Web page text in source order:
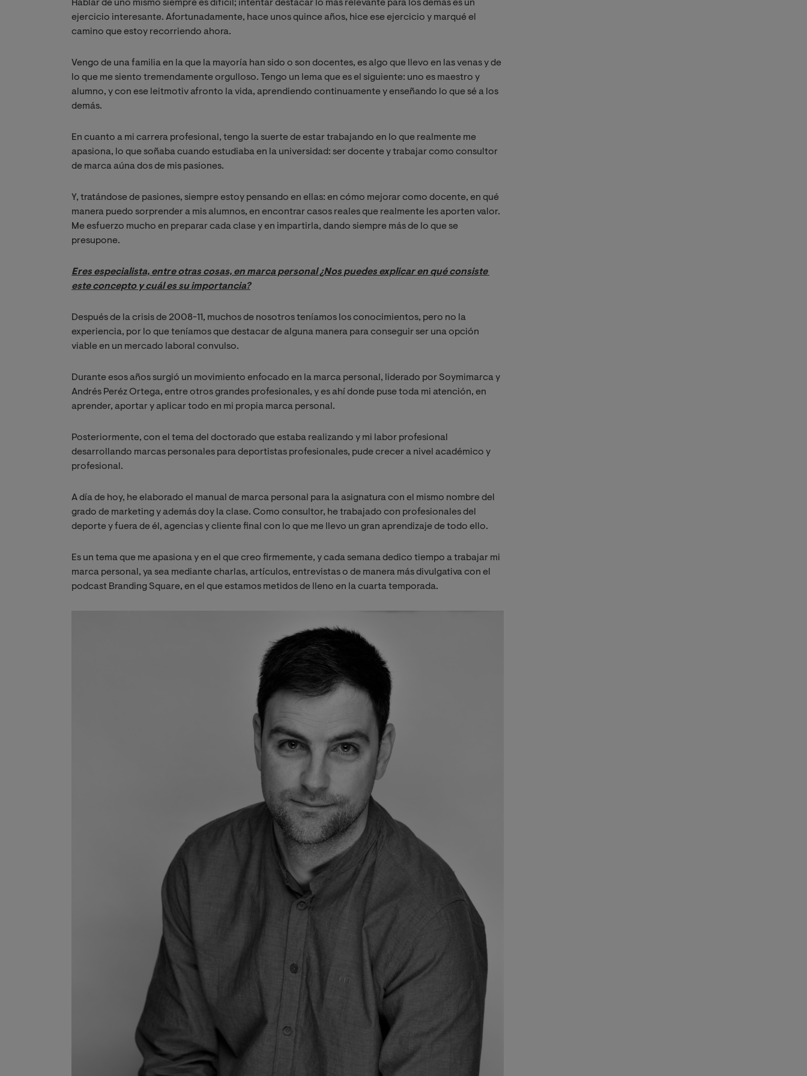
Hablar de uno mismo siempre es difícil; intentar destacar lo más relevante para los demás es un
ejercicio interesante. Afortunadamente, hace unos quince años, hice ese ejercicio y marqué el
camino que estoy recorriendo ahora.
Vengo de una familia en la que la mayoría han sido o son docentes, es algo que llevo en las venas y de
lo que me siento tremendamente orgulloso. Tengo un lema que es el siguiente: uno es maestro y
alumno, y con ese leitmotiv afronto la vida, aprendiendo continuamente y enseñando lo que sé a los
demás.
En cuanto a mi carrera profesional, tengo la suerte de estar trabajando en lo que realmente me
apasiona, lo que soñaba cuando estudiaba en la universidad: ser docente y trabajar como consultor
de marca aúna dos de mis pasiones.
Y, tratándose de pasiones, siempre estoy pensando en ellas: en cómo mejorar como docente, en qué
manera puedo sorprender a mis alumnos, en encontrar casos reales que realmente les aporten valor.
Me esfuerzo mucho en preparar cada clase y en impartirla, dando siempre más de lo que se
presupone.
Eres especialista, entre otras cosas, en marca personal ¿Nos puedes explicar en qué consiste
este concepto y cuál es su importancia?
Después de la crisis de 2008-11, muchos de nosotros teníamos los conocimientos, pero no la
experiencia, por lo que teníamos que destacar de alguna manera para conseguir ser una opción
viable en un mercado laboral convulso.
Durante esos años surgió un movimiento enfocado en la marca personal, liderado por Soymimarca y
Andrés Peréz Ortega, entre otros grandes profesionales, y es ahí donde puse toda mi atención, en
aprender, aportar y aplicar todo en mi propia marca personal.
Posteriormente, con el tema del doctorado que estaba realizando y mi labor profesional
desarrollando marcas personales para deportistas profesionales, pude crecer a nivel académico y
profesional.
A día de hoy, he elaborado el manual de marca personal para la asignatura con el mismo nombre del
grado de marketing y además doy la clase. Como consultor, he trabajado con profesionales del
deporte y fuera de él, agencias y cliente final con lo que me llevo un gran aprendizaje de todo ello.
Es un tema que me apasiona y en el que creo firmemente, y cada semana dedico tiempo a trabajar mi
marca personal, ya sea mediante charlas, artículos, entrevistas o de manera más divulgativa con el
podcast Branding Square, en el que estamos metidos de lleno en la cuarta temporada.